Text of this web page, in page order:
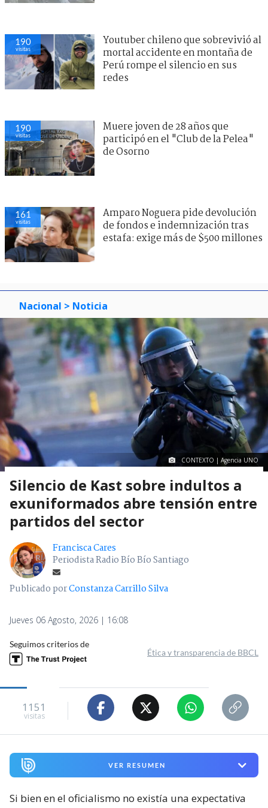
190
visitas
Youtuber chileno que sobrevivió al
mortal accidente en montaña de
Perú rompe el silencio en sus
redes
190
visitas
Muere joven de 28 años que
participó en el "Club de la Pelea"
de Osorno
161
visitas
Amparo Noguera pide devolución
de fondos e indemnización tras
estafa: exige más de $500 millones
Nacional > Noticia
CONTEXTO | Agencia UNO
Silencio de Kast sobre indultos a
exuniformados abre tensión entre
partidos del sector
Francisca Cares
Periodista Radio Bío Bío Santiago
Publicado porConstanza Carrillo Silva
Jueves 06 Agosto, 2026 | 16:08
Seguimos criterios de
Ética y transparencia de BBCL
1151
visitas
VER RESUMEN
Si bien en el oficialismo no existía una expectativa